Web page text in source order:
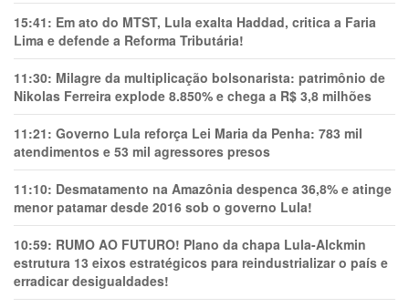
15:41: Em ato do MTST, Lula exalta Haddad, critica a Faria
Lima e defende a Reforma Tributária!
11:30: Milagre da multiplicação bolsonarista: patrimônio de
Nikolas Ferreira explode 8.850% e chega a R$ 3,8 milhões
11:21: Governo Lula reforça Lei Maria da Penha: 783 mil
atendimentos e 53 mil agressores presos
11:10: Desmatamento na Amazônia despenca 36,8% e atinge
menor patamar desde 2016 sob o governo Lula!
10:59: RUMO AO FUTURO! Plano da chapa Lula-Alckmin
estrutura 13 eixos estratégicos para reindustrializar o país e
erradicar desigualdades!